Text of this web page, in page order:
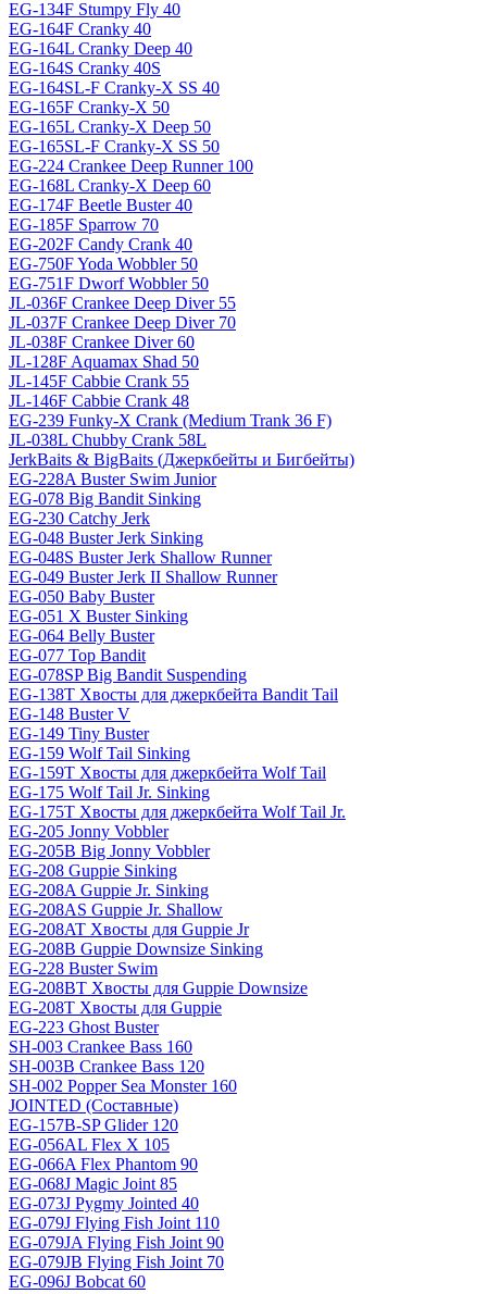
EG-134F Stumpy Fly 40
EG-164F Cranky 40
EG-164L Cranky Deep 40
EG-164S Cranky 40S
EG-164SL-F Cranky-X SS 40
EG-165F Cranky-X 50
EG-165L Cranky-X Deep 50
EG-165SL-F Cranky-X SS 50
EG-224 Crankee Deep Runner 100
EG-168L Cranky-X Deep 60
EG-174F Beetle Buster 40
EG-185F Sparrow 70
EG-202F Candy Crank 40
EG-750F Yoda Wobbler 50
EG-751F Dworf Wobbler 50
JL-036F Crankee Deep Diver 55
JL-037F Crankee Deep Diver 70
JL-038F Crankee Diver 60
JL-128F Aquamax Shad 50
JL-145F Cabbie Crank 55
JL-146F Cabbie Crank 48
EG-239 Funky-X Crank (Medium Trank 36 F)
JL-038L Chubby Crank 58L
JerkBaits & BigBaits (Джеркбейты и Бигбейты)
EG-228A Buster Swim Junior
EG-078 Big Bandit Sinking
EG-230 Catchy Jerk
EG-048 Buster Jerk Sinking
EG-048S Buster Jerk Shallow Runner
EG-049 Buster Jerk II Shallow Runner
EG-050 Baby Buster
EG-051 X Buster Sinking
EG-064 Belly Buster
EG-077 Top Bandit
EG-078SP Big Bandit Suspending
EG-138T Хвосты для джеркбейта Bandit Tail
EG-148 Buster V
EG-149 Tiny Buster
EG-159 Wolf Tail Sinking
EG-159T Хвосты для джеркбейта Wolf Tail
EG-175 Wolf Tail Jr. Sinking
EG-175T Хвосты для джеркбейта Wolf Tail Jr.
EG-205 Jonny Vobbler
EG-205B Big Jonny Vobbler
EG-208 Guppie Sinking
EG-208A Guppie Jr. Sinking
EG-208AS Guppie Jr. Shallow
EG-208AT Хвосты для Guppie Jr
EG-208B Guppie Downsize Sinking
EG-228 Buster Swim
EG-208BT Хвосты для Guppie Downsize
EG-208T Хвосты для Guppie
EG-223 Ghost Buster
SH-003 Crankee Bass 160
SH-003B Crankee Bass 120
SH-002 Popper Sea Monster 160
JOINTED (Составные)
EG-157B-SP Glider 120
EG-056AL Flex X 105
EG-066A Flex Phantom 90
EG-068J Magic Joint 85
EG-073J Pygmy Jointed 40
EG-079J Flying Fish Joint 110
EG-079JA Flying Fish Joint 90
EG-079JB Flying Fish Joint 70
EG-096J Bobcat 60